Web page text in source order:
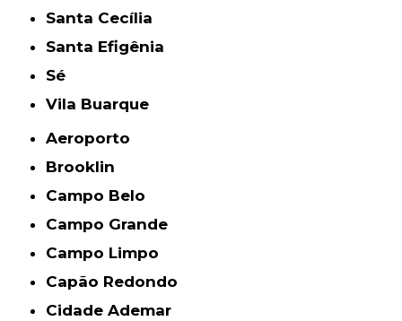
Santa Cecília
Santa Efigênia
Sé
Vila Buarque
Aeroporto
Brooklin
Campo Belo
Campo Grande
Campo Limpo
Capão Redondo
Cidade Ademar